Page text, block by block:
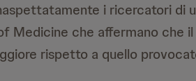
i ricercatori di
Medicine che affermano che
rispetto a quello